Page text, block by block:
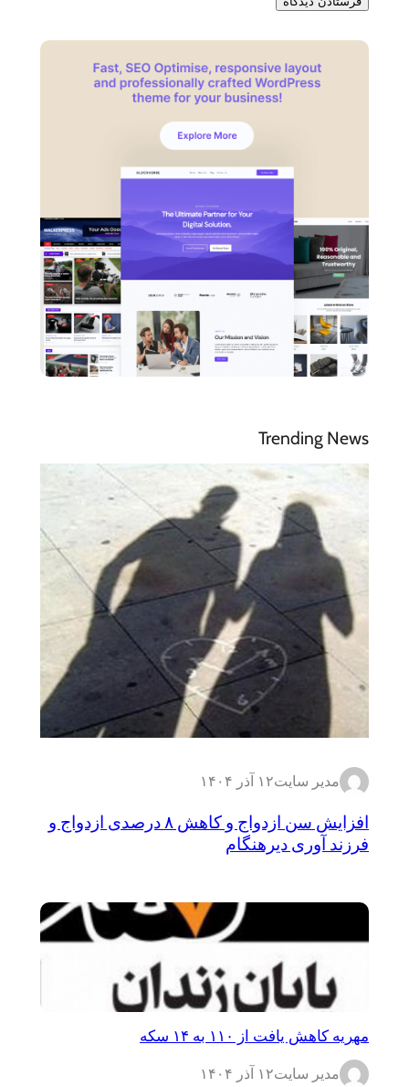
Trending News
مدیر سایت۱۲ آذر ۱۴۰۴
افزایش سن ازدواج و کاهش ۸ درصدی ازدواج و
فرزند آوری دیرهنگام
مهریه کاهش یافت از ۱۱۰ به ۱۴ سکه
مدیر سایت۱۲ آذر ۱۴۰۴